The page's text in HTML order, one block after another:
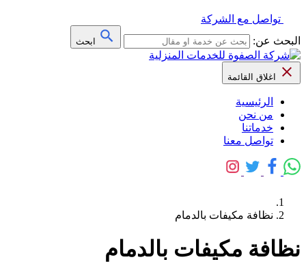
تواصل مع الشركة
البحث عن:
ابحث
اغلاق القائمة
الرئيسية
من نحن
خدماتنا
تواصل معنا
نظافة مكيفات بالدمام
نظافة مكيفات بالدمام